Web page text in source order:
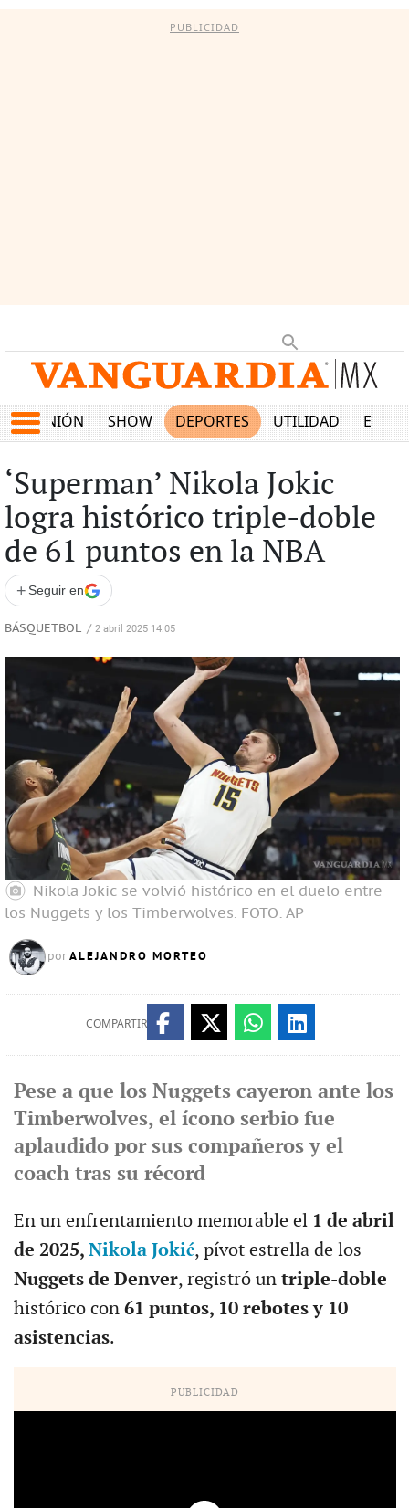
PUBLICIDAD
OPINIÓN SHOW DEPORTES UTILIDAD
‘Superman’ Nikola Jokic
logra histórico triple-doble
de 61 puntos en la NBA
+ Seguir en
BÁSQUETBOL / 2 abril 2025 14:05
Nikola Jokic se volvió histórico en el duelo entre
los Nuggets y los Timberwolves. FOTO: AP
por ALEJANDRO MORTEO
COMPARTIR
Pese a que los Nuggets cayeron ante los
Timberwolves, el ícono serbio fue
aplaudido por sus compañeros y el
coach tras su récord
En un enfrentamiento memorable el 1 de abril
de 2025, Nikola Jokić, pívot estrella de los
Nuggets de Denver, registró un triple-doble
histórico con 61 puntos, 10 rebotes y 10
asistencias.
PUBLICIDAD